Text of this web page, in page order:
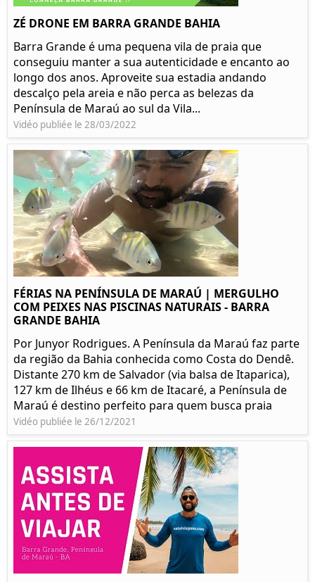
ZÉ DRONE EM BARRA GRANDE BAHIA
Barra Grande é uma pequena vila de praia que
conseguiu manter a sua autenticidade e encanto ao
longo dos anos. Aproveite sua estadia andando
descalço pela areia e não perca as belezas da
Península de Maraú ao sul da Vila...
Vidéo publiée le 28/03/2022
FÉRIAS NA PENÍNSULA DE MARAÚ | MERGULHO
COM PEIXES NAS PISCINAS NATURAIS - BARRA
GRANDE BAHIA
Por Junyor Rodrigues. A Península da Maraú faz parte
da região da Bahia conhecida como Costa do Dendê.
Distante 270 km de Salvador (via balsa de Itaparica),
127 km de Ilhéus e 66 km de Itacaré, a Península de
Maraú é destino perfeito para quem busca praia
Vidéo publiée le 26/12/2021